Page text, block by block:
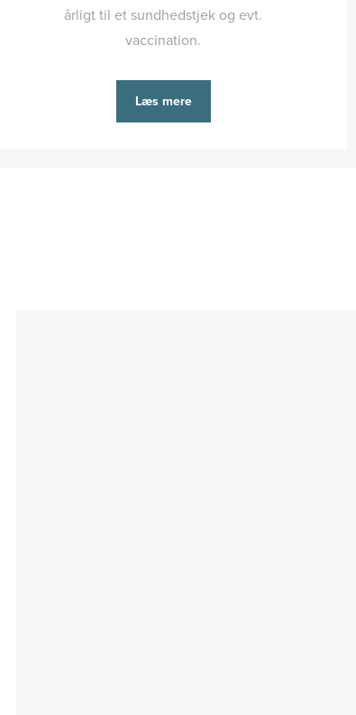
årligt til et sundhedstjek og evt.
vaccination.
Læs mere